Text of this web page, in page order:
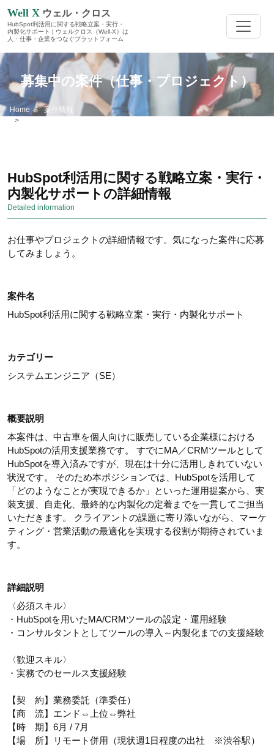
Well X ウェル・クロス
HubSpot利活用に関する戦略立案・実行・
内製化サポート | ウェルクロス（Well-X）は
人・仕事・企業をつなぐプラットフォーム
Home
案件情報
募集中の案件（仕事・プロジェクト）
HubSpot利活用に関する戦略立案・実行・
内製化サポートの詳細情報
Detailed information
お仕事やプロジェクトの詳細情報です。気になった案件に応募
してみましょう。
案件名
HubSpot利活用に関する戦略立案・実行・内製化サポート
カテゴリー
システムエンジニア（SE）
概要説明
本案件は、中古車を個人向けに販売している企業様における
HubSpotの活用支援業務です。 すでにMA／CRMツールとして
HubSpotを導入済みですが、現在は十分に活用しきれていない
状況です。 そのため本ポジションでは、HubSpotを活用して
「どのようなことが実現できるか」といった運用提案から、実
装支援、自走化、最終的な内製化の定着までを一貫してご担当
いただきます。 クライアントの課題に寄り添いながら、マーケ
ティング・営業活動の最適化を実現する役割が期待されていま
す。
詳細説明
〈必須スキル〉
・HubSpotを用いたMA/CRMツールの設定・運用経験
・コンサルタントとしてツールの導入～内製化までの支援経験
〈歓迎スキル〉
・実務でのセールス支援経験
【契 約】業務委託（準委任）
【商 流】エンド⇔上位⇔弊社
【時 期】6月 / 7月
【場 所】リモート併用（現状週1日程度の出社 ※渋谷駅）